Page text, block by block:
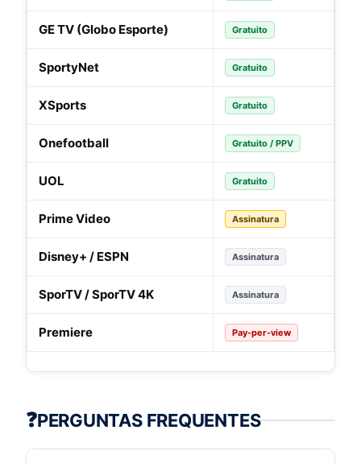
GE TV (Globo Esporte) Gratuito
SportyNet Gratuito
XSports Gratuito
Onefootball Gratuito / PPV
UOL Gratuito
Prime Video Assinatura
Disney+ / ESPN Assinatura
SporTV / SporTV 4K Assinatura
Premiere Pay-per-view
❓PERGUNTAS FREQUENTES